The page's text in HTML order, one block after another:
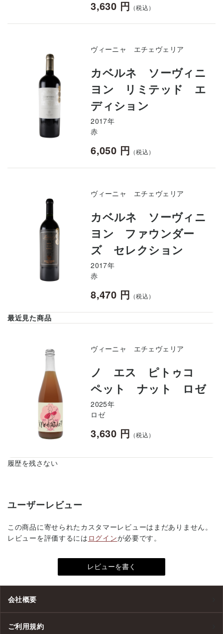
3,630 円 （税込）
ヴィーニャ エチェヴェリア
カベルネ ソーヴィニ
ヨン リミテッド エ
ディション
2017年
赤
6,050 円 （税込）
ヴィーニャ エチェヴェリア
カベルネ ソーヴィニ
ヨン ファウンダー
ズ セレクション
2017年
赤
8,470 円 （税込）
最近見た商品
ヴィーニャ エチェヴェリア
ノ エス ピトゥコ
ペット ナット ロゼ
2025年
ロゼ
3,630 円 （税込）
履歴を残さない
ユーザーレビュー
この商品に寄せられたカスタマーレビューはまだありません。
レビューを評価するには ログインが必要です。
会社概要
ご利用規約